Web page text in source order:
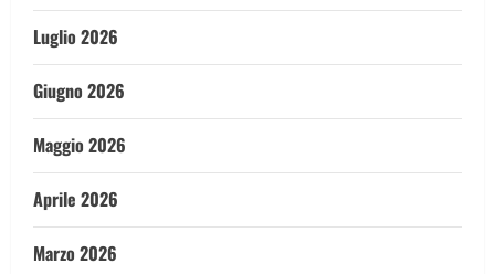
Luglio 2026
Giugno 2026
Maggio 2026
Aprile 2026
Marzo 2026